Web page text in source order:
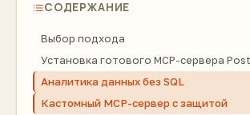
СОДЕРЖАНИЕ
Выбор подхода
Установка готового MCP-сервера
Аналитика данных без SQL
Кастомный MCP-сервер с защитой